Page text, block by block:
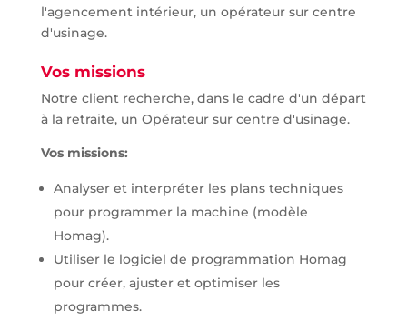
l'agencement intérieur, un opérateur sur centre
d'usinage.
Vos missions
Notre client recherche, dans le cadre d'un départ
à la retraite, un Opérateur sur centre d'usinage.
Vos missions:
Analyser et interpréter les plans techniques
pour programmer la machine (modèle
Homag).
Utiliser le logiciel de programmation Homag
pour créer, ajuster et optimiser les
programmes.